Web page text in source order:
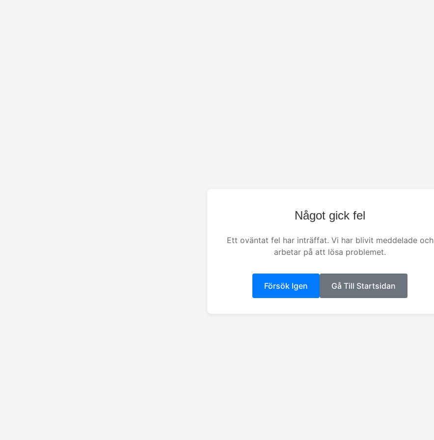
Något gick fel
Ett oväntat fel har inträffat. Vi har blivit meddelade och
arbetar på att lösa problemet.
Försök Igen Gå Till Startsidan